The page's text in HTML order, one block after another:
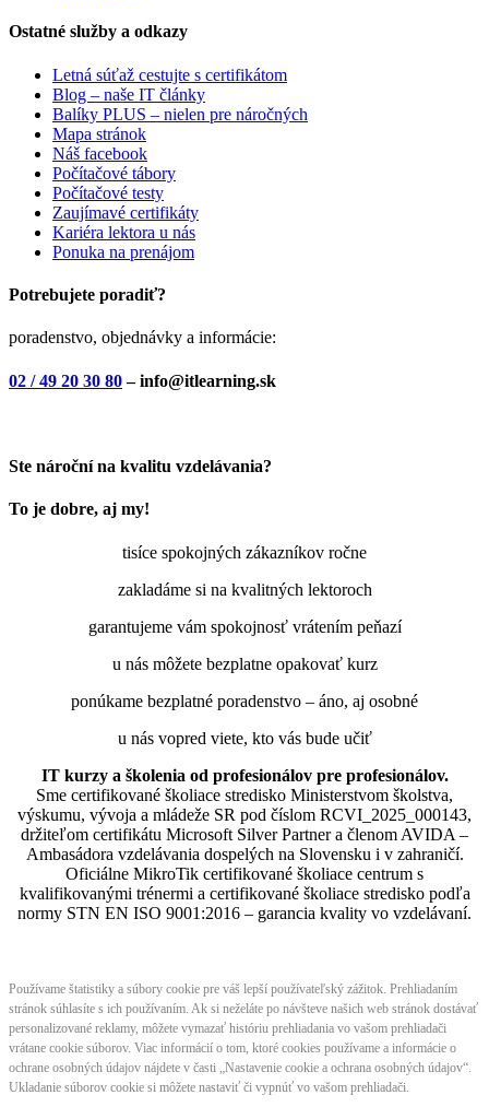
Ostatné služby a odkazy
Letná súťaž cestujte s certifikátom
Blog – naše IT články
Balíky PLUS – nielen pre náročných
Mapa stránok
Náš facebook
Počítačové tábory
Počítačové testy
Zaujímavé certifikáty
Kariéra lektora u nás
Ponuka na prenájom
Potrebujete poradiť?
poradenstvo, objednávky a informácie:
02 / 49 20 30 80– info@itlearning.sk
Ste nároční na kvalitu vzdelávania?
To je dobre, aj my!
tisíce spokojných zákazníkov ročne
zakladáme si na kvalitných lektoroch
garantujeme vám spokojnosť vrátením peňazí
u nás môžete bezplatne opakovať kurz
ponúkame bezplatné poradenstvo – áno, aj osobné
u nás vopred viete, kto vás bude učiť
IT kurzy a školenia od profesionálov pre profesionálov.
Sme certifikované školiace stredisko Ministerstvom školstva,
výskumu, vývoja a mládeže SR pod číslom RCVI_2025_000143,
držiteľom certifikátu Microsoft Silver Partner a členom AVIDA –
Ambasádora vzdelávania dospelých na Slovensku i v zahraničí.​​​​​​​​​​​​​​​​
Oficiálne MikroTik certifikované školiace centrum s
kvalifikovanými trénermi ​​​​​​​​​​a certifikované školiace stredisko podľa
normy STN EN ISO 9001:2016 – garancia kvality vo vzdelávaní.
Používame štatistiky a súbory cookie pre váš lepší používateľský zážitok. Prehliadaním
stránok súhlasíte s ich používaním. Ak si neželáte po návšteve našich web stránok dostávať
personalizované reklamy, môžete vymazať históriu prehliadania vo vašom prehliadači
vrátane cookie súborov. Viac informácií o tom, ktoré cookies používame a informácie o
ochrane osobných údajov nájdete v časti „Nastavenie cookie a ochrana osobných údajov“.
Ukladanie súborov cookie si môžete nastaviť či vypnúť vo vašom prehliadači.